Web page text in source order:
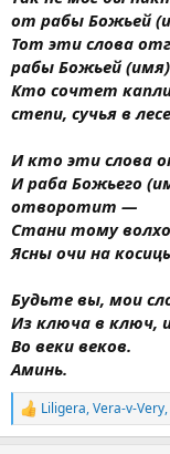
от рабы Божьей
Тот эти слова
рабы Божьей
Кто сочтет
степи, сучья в
И кто эти слова
И раба Божьего
отворотит —
Стани тому
Ясны очи на
Будьте вы, мои
Из ключа в ключ,
Во веки веков.
Аминь.
Р
е
Liligera,Vera-v-Very,